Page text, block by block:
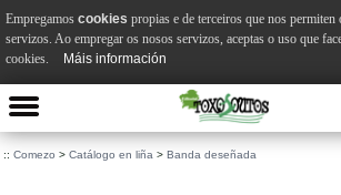
:: Comezo > Catálogo en liña > Banda deseñada
Empregamos cookies propias e de terceiros que nos permiten
servizos. Ao empregar os nosos servizos, aceptas o uso que
cookies.
Máis información